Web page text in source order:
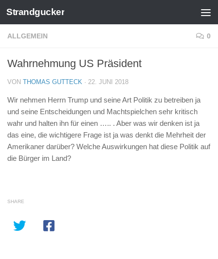
Zum Inhalt springen
Strandgucker
ALLGEMEIN 0
Wahrnehmung US Präsident
VON THOMAS GUTTECK · 22. JUNI 2018
Wir nehmen Herrn Trump und seine Art Politik zu betreiben ja
und seine Entscheidungen und Machtspielchen sehr kritisch
wahr und halten ihn für einen ….. . Aber was wir denken ist ja
das eine, die wichtigere Frage ist ja was denkt die Mehrheit der
Amerikaner darüber? Welche Auswirkungen hat diese Politik auf
die Bürger im Land?
SHARE